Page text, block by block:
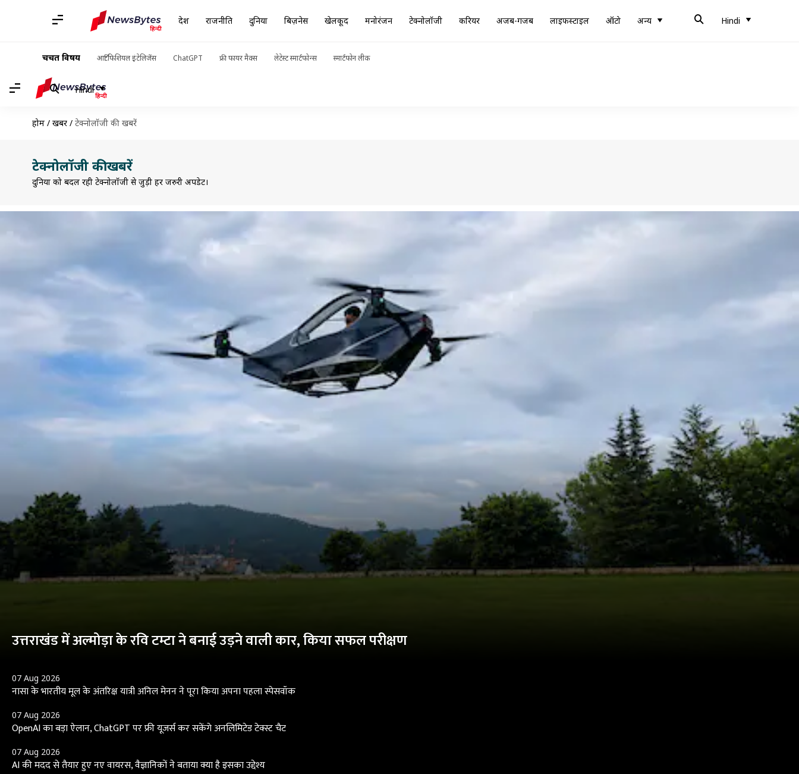
देश राजनीति दुनिया बिज़नेस खेलकूद मनोरंजन टेक्नोलॉजी करियर अजब-गजब लाइफस्टाइल ऑटो अन्य Hindi
चर्चित विषय आर्टिफिशियल इंटेलिजेंस ChatGPT फ्री फायर मैक्स लेटेस्ट स्मार्टफोन्स स्मार्टफोन लीक
Hindi
होम / खबरें / टेक्नोलॉजी की खबरें
टेक्नोलॉजी की खबरें
दुनिया को बदल रही टेक्नोलॉजी से जुड़ी हर जरुरी अपडेट।
उत्तराखंड में अल्मोड़ा के रवि टम्टा ने बनाई उड़ने वाली कार, किया सफल परीक्षण
07 Aug 2026
नासा के भारतीय मूल के अंतरिक्ष यात्री अनिल मेनन ने पूरा किया अपना पहला स्पेसवॉक
07 Aug 2026
OpenAI का बड़ा ऐलान, ChatGPT पर फ्री यूजर्स कर सकेंगे अनलिमिटेड टेक्स्ट चैट
07 Aug 2026
AI की मदद से तैयार हुए नए वायरस, वैज्ञानिकों ने बताया क्या है इसका उद्देश्य